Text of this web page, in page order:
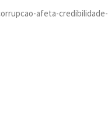
afeta-credibilidade-